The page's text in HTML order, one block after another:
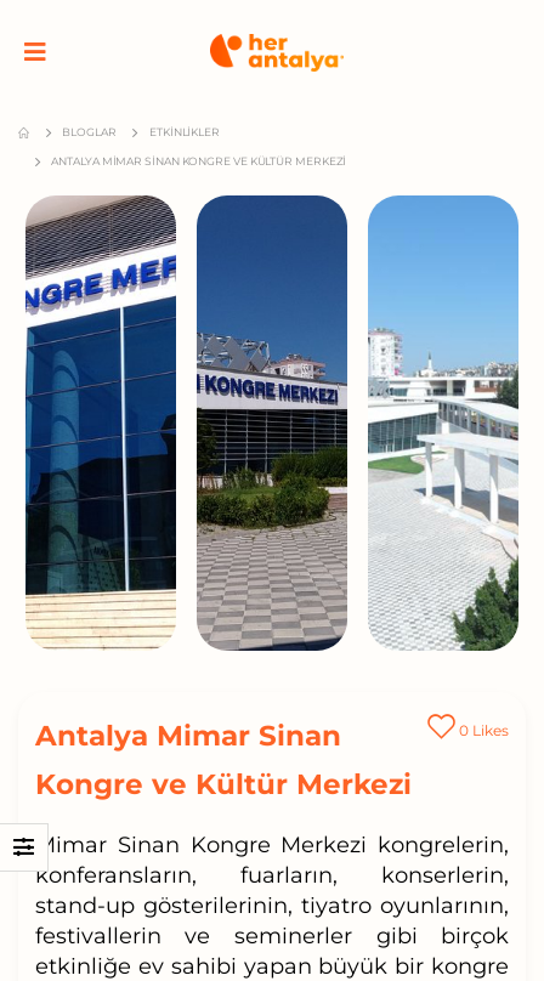
BLOGLAR ETKINLIKLER
ANTALYA MIMAR SINAN KONGRE VE KÜLTÜR MERKEZI
0 Likes
Antalya Mimar Sinan
Kongre ve Kültür Merkezi
Mimar Sinan Kongre Merkezi kongrelerin,
konferansların, fuarların, konserlerin,
stand-up gösterilerinin, tiyatro oyunlarının,
festivallerin ve seminerler gibi birçok
etkinliğe ev sahibi yapan büyük bir kongre